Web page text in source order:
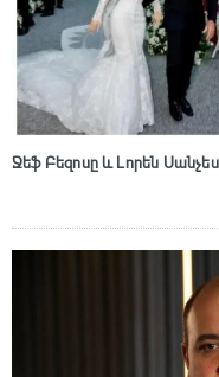
Ջեֆ Բեզոսը և Լորեն